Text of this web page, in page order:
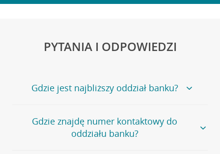
PYTANIA I ODPOWIEDZI
Gdzie jest najbliższy oddział banku?
Jeśli szukasz oddziału naszego banku, zapraszamy na
stronęPlacówki i bankomaty, na której znajduje się
wygodna wyszukiwarka.
Gdzie znajdę numer kontaktowy do
oddziału banku?